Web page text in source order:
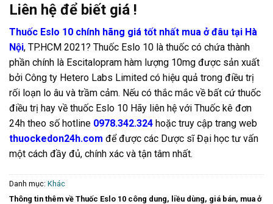
Liên hệ để biết giá !
Thuốc Eslo 10 chính hãng giá tốt nhất mua ở đâu tại Hà
Nội, TP.HCM 2021? Thuốc Eslo 10 là thuốc có chứa thành
phần chính là Escitalopram hàm lượng 10mg được sản xuất
bởi Công ty Hetero Labs Limited có hiệu quả trong điều trị
rối loạn lo âu và trầm cảm. Nếu có thắc mắc về bất cứ thuốc
điều trị hay về thuốc Eslo 10 Hãy liên hệ với Thuốc kê đơn
24h theo số hotline 0978.342.324 hoặc truy cập trang web
thuockedon24h.com để được các Dược sĩ Đại học tư vấn
một cách đầy đủ, chính xác và tận tâm nhất.
Danh mục: Khác
Thông tin thêm về Thuốc Eslo 10 công dung, liều dùng, giá bán, mua ở